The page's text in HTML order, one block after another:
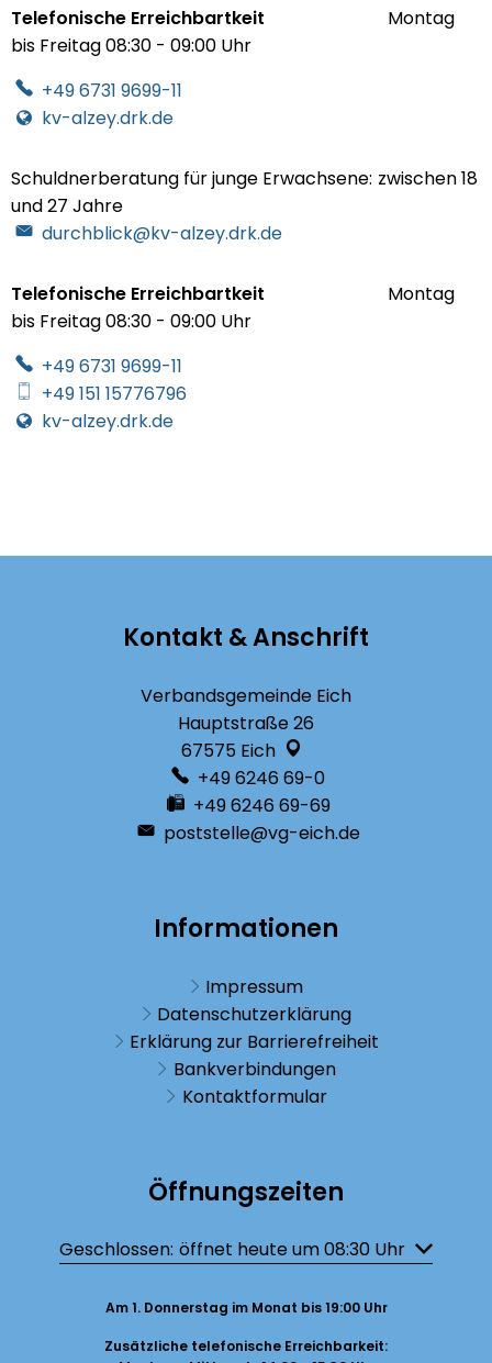
Telefonische Erreichbartkeit
Montag
bis Freitag 08:30 - 09:00 Uhr
+49 6731 9699-11
kv-alzey.drk.de
Schuldnerberatung für junge Erwachsene: zwischen 18
und 27 Jahre
durchblick@kv-alzey.drk.de
Telefonische Erreichbartkeit
Montag
bis Freitag 08:30 - 09:00 Uhr
+49 6731 9699-11
+49 151 15776796
kv-alzey.drk.de
Kontakt & Anschrift
Verbandsgemeinde Eich
Hauptstraße 26
67575 Eich
+49 6246 69-0
+49 6246 69-69
poststelle@vg-eich.de
Informationen
Impressum
Datenschutzerklärung
Erklärung zur Barrierefreiheit
Bankverbindungen
Kontaktformular
Öffnungszeiten
Klicken, um weitere Öffnungs- oder Schließzeiten auszublenden
Geschlossen: öffnet heute um 08:30 Uhr
Am 1. Donnerstag im Monat bis 19:00 Uhr
Zusätzliche telefonische Erreichbarkeit: